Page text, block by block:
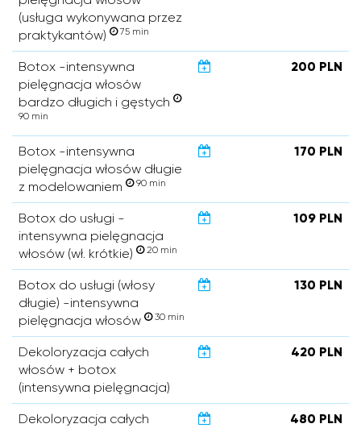
(usługa wykonywana przez
praktykantów)
75 min
Botox -intensywna
pielęgnacja włosów
bardzo długich i gęstych
90 min
200 PLN
Botox -intensywna
pielęgnacja włosów długie
z modelowaniem
90 min
170 PLN
Botox do usługi -
intensywna pielęgnacja
włosów (wł. krótkie)
20 min
109 PLN
Botox do usługi (włosy
długie) -intensywna
pielęgnacja włosów
30 min
130 PLN
Dekoloryzacja całych
włosów + botox
(intensywna pielęgnacja)
420 PLN
Dekoloryzacja całych
480 PLN